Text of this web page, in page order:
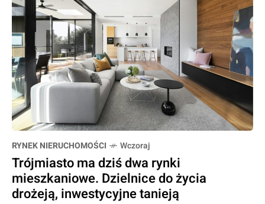
RYNEK NIERUCHOMOŚCI Wczoraj
Trójmiasto ma dziś dwa rynki
mieszkaniowe. Dzielnice do życia
drożeją, inwestycyjne tanieją